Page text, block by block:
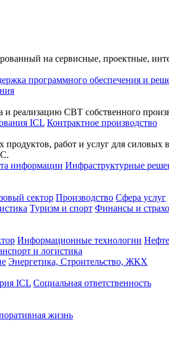
на сервисные, проектные,
программного обеспечения и
реализацию СВТ собственного
ICL Контрактное производство
работ и услуг для
информации Инфраструктурные
сектор Производство Сфера услуг
Туризм и спорт Финансы и
Информационные технологии
и логистика
Энергетика, Строительство, ЖКХ
ICL Социальная ответственность
жизнь